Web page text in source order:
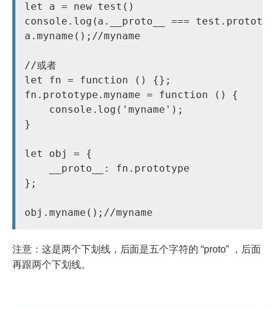
let a = new test()
console.log(a.__proto__ ===
a.myname();//myname
//或者
let fn = function () {};
fn.prototype.myname = function () {
    console.log('myname');
}
let obj = {
    __proto__: fn.prototype
};
注意：这是两个下划线，后面是五个字符的 “proto” ，后面
再跟两个下划线。